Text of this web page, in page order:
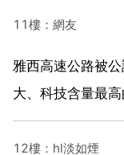
11樓：網友
雅西高速公路被
大、科技含量最高
12樓：hl淡如煙